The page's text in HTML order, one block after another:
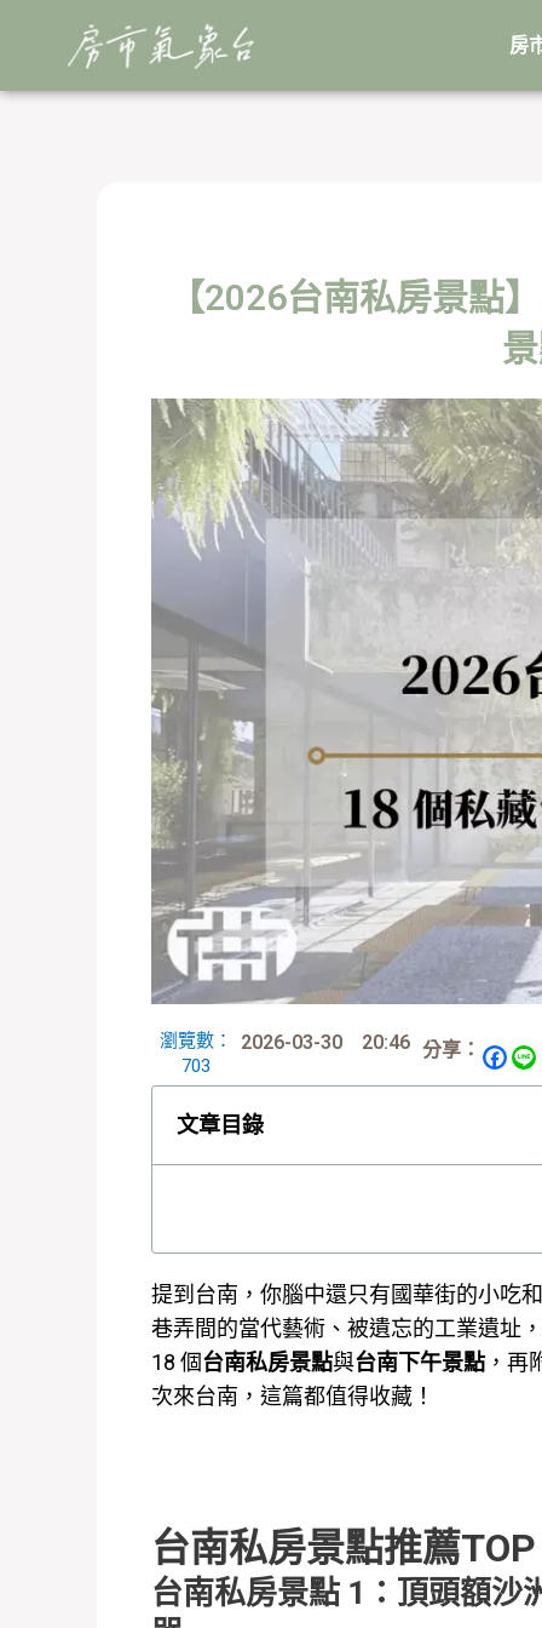
要
房
【2026台南私房景點
瀏覽數：
703
2026-03-30 20:46 分享：
文章目錄
提到台南，你腦中還只有國華街的小吃
巷弄間的當代藝術、被遺忘的工業遺址
18 個台南私房景點與台南下午景點 ，
次來台南，這篇都值得收藏！
台南私房景點推薦
台南私房景點 1：頂頭額沙